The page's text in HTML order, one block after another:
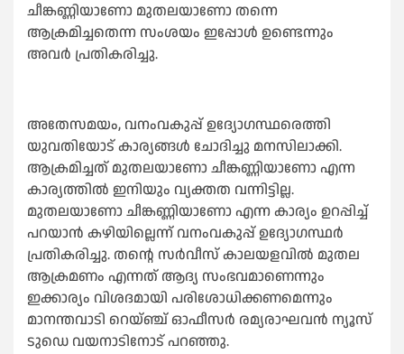
ചീങ്കണ്ണിയാണോ മുതലയാണോ തന്നെ
ആക്രമിച്ചതെന്ന സംശയം ഇപ്പോൾ ഉണ്ടെന്നും
അവർ പ്രതികരിച്ചു.
അതേസമയം, വനംവകുപ്പ് ഉദ്യോഗസ്ഥരെത്തി
യുവതിയോട് കാര്യങ്ങള്‍ ചോദിച്ചു മനസിലാക്കി.
ആക്രമിച്ചത് മുതലയാണോ ചീങ്കണ്ണിയാണോ എന്ന
കാര്യത്തില്‍ ഇനിയും വ്യക്തത വന്നിട്ടില്ല.
മുതലയാണോ ചീങ്കണ്ണിയാണോ എന്ന കാര്യം ഉറപ്പിച്ച്
പറയാന്‍ കഴിയില്ലെന്ന് വനംവകുപ്പ് ഉദ്യോഗസ്ഥർ
പ്രതികരിച്ചു. തന്റെ സര്‍വീസ് കാലയളവില്‍ മുതല
ആക്രമണം എന്നത് ആദ്യ സംഭവമാണെന്നും
ഇക്കാര്യം വിശദമായി പരിശോധിക്കണമെന്നും
മാനന്തവാടി റെയ്ഞ്ച് ഓഫീസര്‍ രമ്യരാഘവന്‍ ന്യൂസ്
ടുഡെ വയനാടിനോട് പറഞ്ഞു.